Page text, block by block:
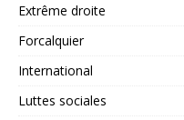
Extrême droite
Forcalquier
International
Luttes sociales